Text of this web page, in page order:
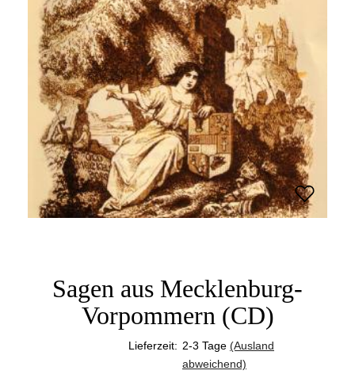
Sagen aus Mecklenburg-
Vorpommern (CD)
Lieferzeit: 2-3 Tage (Ausland
abweichend)